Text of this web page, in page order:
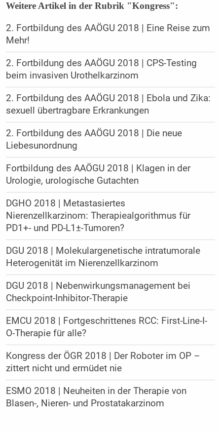
Weitere Artikel in der Rubrik "Kongress":
2. Fortbildung des AAÖGU 2018 | Eine Reise zum
Mehr!
2. Fortbildung des AAÖGU 2018 | CPS-Testing
beim invasiven Urothelkarzinom
2. Fortbildung des AAÖGU 2018 | Ebola und Zika:
sexuell übertragbare Erkrankungen
2. Fortbildung des AAÖGU 2018 | Die neue
Liebesunordnung
Fortbildung des AAÖGU 2018 | Klagen in der
Urologie, urologische Gutachten
DGHO 2018 | Metastasiertes
Nierenzellkarzinom: Therapiealgorithmus für
PD1+- und PD-L1±-Tumoren?
DGU 2018 | Molekulargenetische intratumorale
Heterogenität im Nierenzellkarzinom
DGU 2018 | Nebenwirkungsmanagement bei
Checkpoint-Inhibitor-Therapie
EMCU 2018 | Fortgeschrittenes RCC: First-Line-I-
O-Therapie für alle?
Kongress der ÖGR 2018 | Der Roboter im OP –
zittert nicht und ermüdet nie
ESMO 2018 | Neuheiten in der Therapie von
Blasen-, Nieren- und Prostatakarzinom